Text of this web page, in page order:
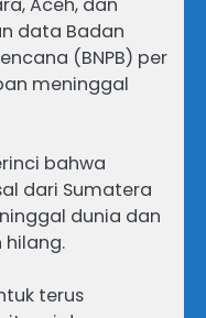
data Badan
(BNPB) per
meninggal
bahwa
dari Sumatera
dunia dan
hilang.
terus